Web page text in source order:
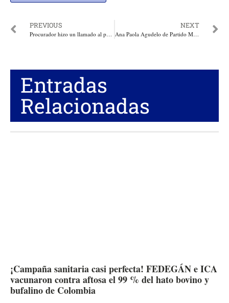
PREVIOUS
Procurador hizo un llamado al país a no callar, a denunciar y a exigir la verdad
NEXT
Ana Paola Agudelo de Partido MIRA recibió condecoración por sus aportes a Ley de Reclutamiento
Entradas
Relacionadas
¡Campaña sanitaria casi perfecta! FEDEGÁN e ICA
vacunaron contra aftosa el 99 % del hato bovino y
bufalino de Colombia